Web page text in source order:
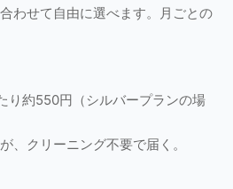
わせて自由に選べます。月ごとの
り約550円（シルバープランの場
、クリーニング不要で届く。